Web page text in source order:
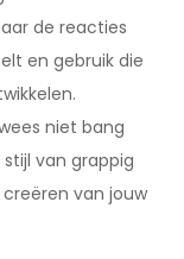
de reacties
en gebruik die
niet bang
van grappig
van jouw